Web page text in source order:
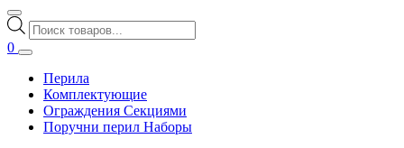
Поиск
товаров
0
Перила
Комплектующие
Ограждения Секциями
Поручни перил Наборы